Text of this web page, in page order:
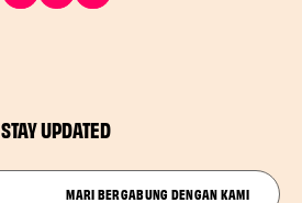
STAY UPDATED
MARI BERGABUNG DENGAN KAMI